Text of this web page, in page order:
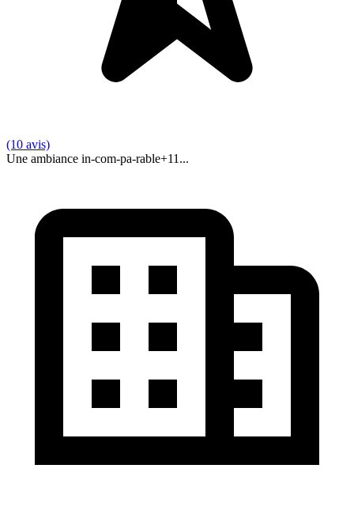
(10 avis)
Une ambiance in-com-pa-rable+11 ...